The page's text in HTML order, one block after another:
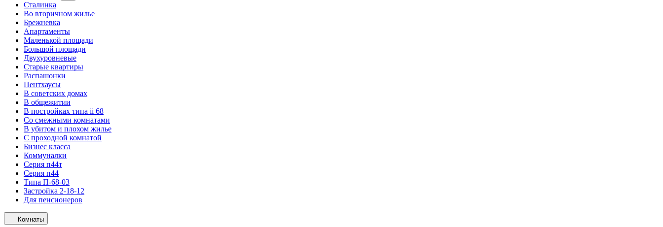
Сталинка
Во вторичном жилье
Брежневка
Апартаменты
Маленькой площади
Большой площади
Двухуровневые
Старые квартиры
Распашонки
Пентхаусы
В советских домах
В общежитии
В постройках типа ii 68
Со смежными комнатами
В убитом и плохом жилье
С проходной комнатой
Бизнес класса
Коммуналки
Серия п44т
Серия п44
Типа П-68-03
Застройка 2-18-12
Для пенсионеров
Комнаты